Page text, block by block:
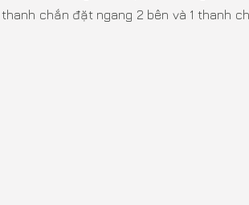
chắn đặt ngang 2 bên và 1 thanh